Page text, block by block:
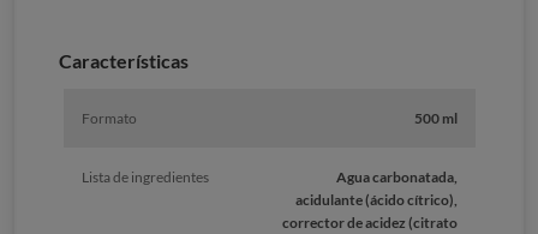
Caracterí­sticas
Formato 500 ml
Lista de ingredientes
Agua carbonatada,
acidulante (ácido cítrico),
corrector de acidez (citrato